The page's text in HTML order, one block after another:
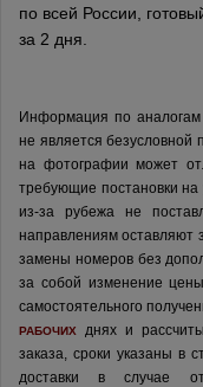
по всей России,
за 2 дня.
Информация по аналогам
не является безусловной
на фотографии может
требующие постановки на
из-за рубежа не
направлениям оставляют
замены номеров без
за собой изменение
самостоятельного
РАБОЧИХ
днях и
заказа, сроки указаны в
доставки в случае